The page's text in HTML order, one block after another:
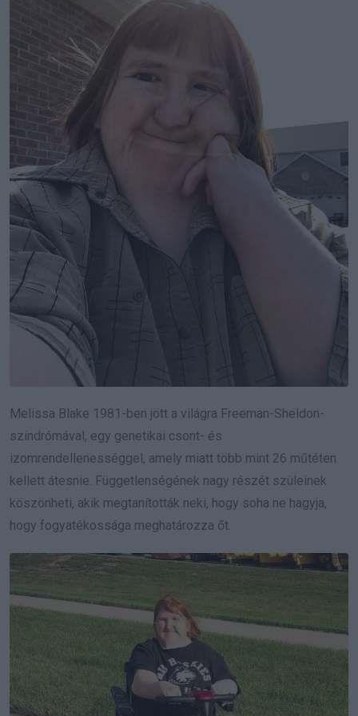
Melissa Blake 1981-ben jött a világra Freeman-Sheldon-
szindrómával, egy genetikai csont- és
izomrendellenességgel, amely miatt több mint 26 műtéten
kellett átesnie. Függetlenségének nagy részét szüleinek
köszönheti, akik megtanították neki, hogy soha ne hagyja,
hogy fogyatékossága meghatározza őt.